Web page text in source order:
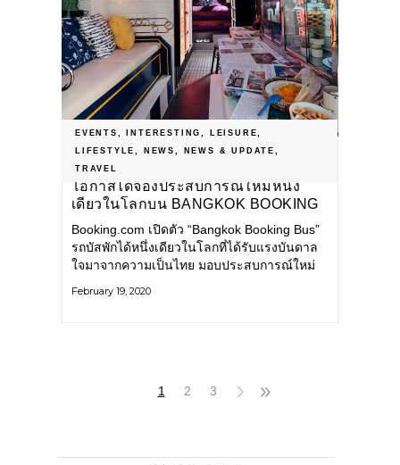
EVENTS INTERESTING LEISURE
LIFESTYLE
NEWS NEWS & UPDATE
TRAVEL
เตรียมตัวให้พร้อม! พรุ่งนี้แล้วที่คุณจะมี
โอกาสได้จองประสบการณ์ใหม่หนึ่ง
เดียวในโลกบน BANGKOK BOOKING
BUS
Booking.com เปิดตัว “Bangkok Booking Bus”
รถบัสพักได้หนึ่งเดียวในโลกที่ได้รับแรงบันดาล
ใจมาจากความเป็นไทย มอบประสบการณ์ใหม่
February 19, 2020
1 2 3